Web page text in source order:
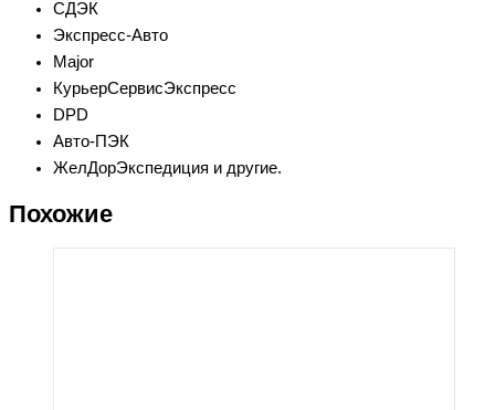
СДЭК
Экспресс-Авто
Major
КурьерСервисЭкспресс
DPD
Авто-ПЭК
ЖелДорЭкспедиция и другие.
Похожие